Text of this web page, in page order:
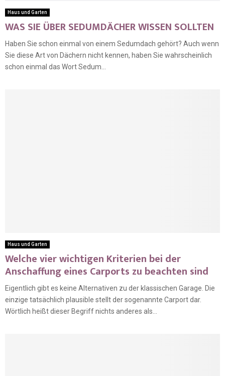
Haus und Garten
WAS SIE ÜBER SEDUMDÄCHER WISSEN SOLLTEN
Haben Sie schon einmal von einem Sedumdach gehört? Auch wenn
Sie diese Art von Dächern nicht kennen, haben Sie wahrscheinlich
schon einmal das Wort Sedum...
Haus und Garten
Welche vier wichtigen Kriterien bei der
Anschaffung eines Carports zu beachten sind
Eigentlich gibt es keine Alternativen zu der klassischen Garage. Die
einzige tatsächlich plausible stellt der sogenannte Carport dar.
Wörtlich heißt dieser Begriff nichts anderes als...